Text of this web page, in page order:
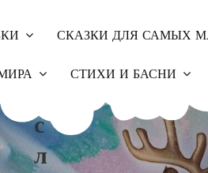
СКАЗКИ ДЛЯ САМЫХ
СТИХИ И БАСНИ
С
Л